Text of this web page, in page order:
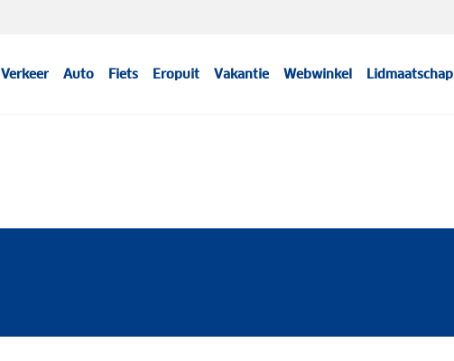
Verkeer Auto Fiets Eropuit Vakantie Webwinkel Lidmaatschap